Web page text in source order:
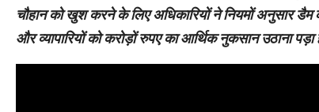
चौहान को खुश करने के लिए अधिकारियों ने नियमों अनुसार
और व्यापारियों को करोड़ों रुपए का आर्थिक नुकसान उठाना